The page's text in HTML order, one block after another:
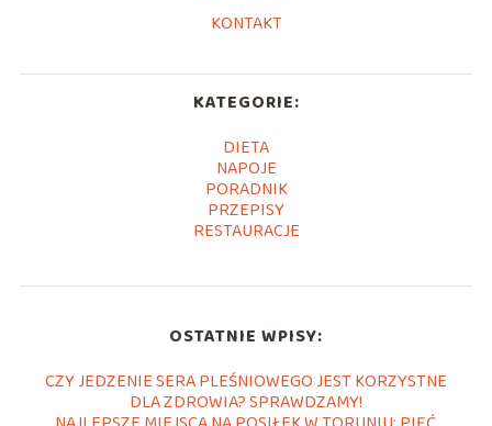
KONTAKT
KATEGORIE:
DIETA
NAPOJE
PORADNIK
PRZEPISY
RESTAURACJE
OSTATNIE WPISY:
CZY JEDZENIE SERA PLEŚNIOWEGO JEST KORZYSTNE
DLA ZDROWIA? SPRAWDZAMY!